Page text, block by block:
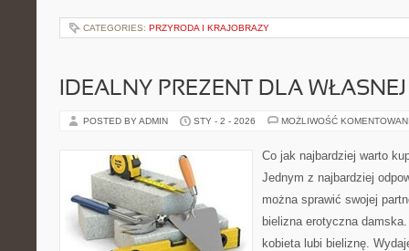
CATEGORIES: PRZYRODA I KRAJOBRAZY
IDEALNY PREZENT DLA
POSTED BY ADMIN STY - 2 - 2026 MOŻLIWOŚĆ
Co jak najbardziej warto
Jednym z najbardziej
można sprawić swojej
bielizna erotyczna
kobieta lubi bieliznę.